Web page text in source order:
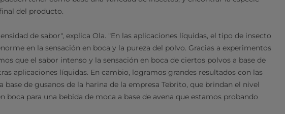
del producto.
de sabor", explica Ola. "En las aplicaciones líquidas, el tipo de insecto
en la sensación en boca y la pureza del polvo. Gracias a experimentos
que el sabor intenso y la sensación en boca de ciertos polvos a base de
aplicaciones líquidas. En cambio, logramos grandes resultados con las
de gusanos de la harina de la empresa Tebrito, que brindan el nivel
boca para una bebida de moca a base de avena que estamos probando